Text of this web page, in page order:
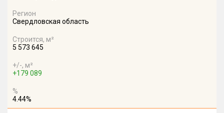
Регион
Свердловская область
Строится, м²
5 573 645
+/-, м²
+179 089
%
4.44%